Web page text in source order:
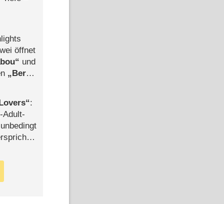
öffnet
und
Berlin
:
Adult-
–